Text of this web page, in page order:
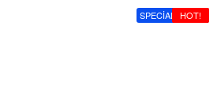
SPECIAL PRICE!
HOT!
HOT!
HOT!
HOT!